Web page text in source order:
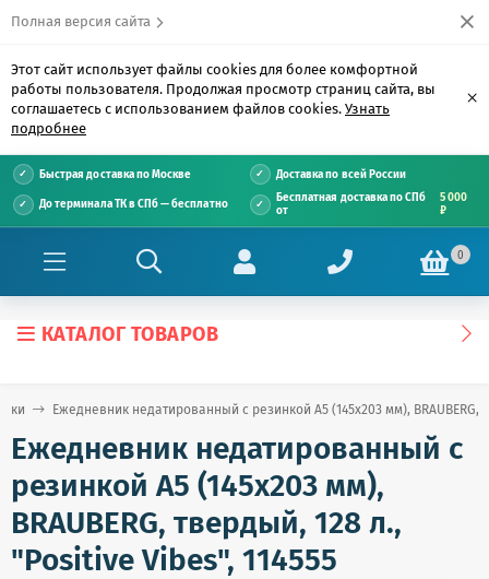
Полная версия сайта
Этот сайт использует файлы cookies для более комфортной
работы пользователя. Продолжая просмотр страниц сайта, вы
соглашаетесь с использованием файлов cookies. Узнать
подробнее
×
Быстрая доставка по Москве Доставка по всей России
До терминала ТК в СПб — бесплатно
Бесплатная доставка по СПб
от
5 000
₽
0
КАТАЛОГ ТОВАРОВ
Ежедневник недатированный с резинкой А5 (145х203 мм), BRAUBERG,
Ежедневник недатированный с
резинкой А5 (145х203 мм),
BRAUBERG, твердый, 128 л.,
"Positive Vibes", 114555